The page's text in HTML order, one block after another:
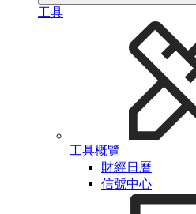
工具
工具概覽
財經日曆
信號中心